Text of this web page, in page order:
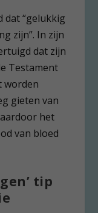
dat “gelukkig
zijn”. In zijn
dat zijn
Testament
worden
gieten van
het
van bloed
tip